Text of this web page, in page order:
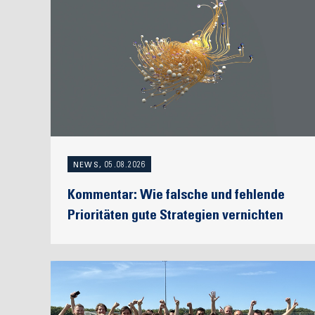
NEWS, 05.08.2026
Kommentar: Wie falsche und fehlende
Prioritäten gute Strategien vernichten